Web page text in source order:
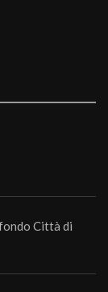
Città di